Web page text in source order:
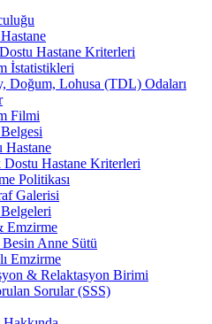
Hastane Kriterleri
İstatistikleri
Doğum, Lohusa (TDL) Odaları
Filmi
Hastane
Dostu Hastane Kriterleri
Politikası
Galerisi
Emzirme
Anne Sütü
Emzirme
& Relaktasyon Birimi
Sorular (SSS)